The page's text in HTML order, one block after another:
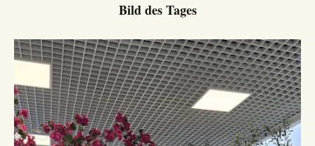
Bild des Tages